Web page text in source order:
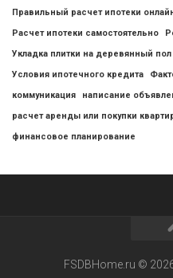
Правильный расчет ипотеки
Расчет ипотеки самостоятельно
Укладка плитки на деревянный пол
Условия ипотечного кредита
коммуникация
написание
расчет аренды или покупки
финансовое планирование
FSDBHome.ru ©